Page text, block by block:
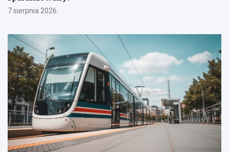
7 sierpnia 2026